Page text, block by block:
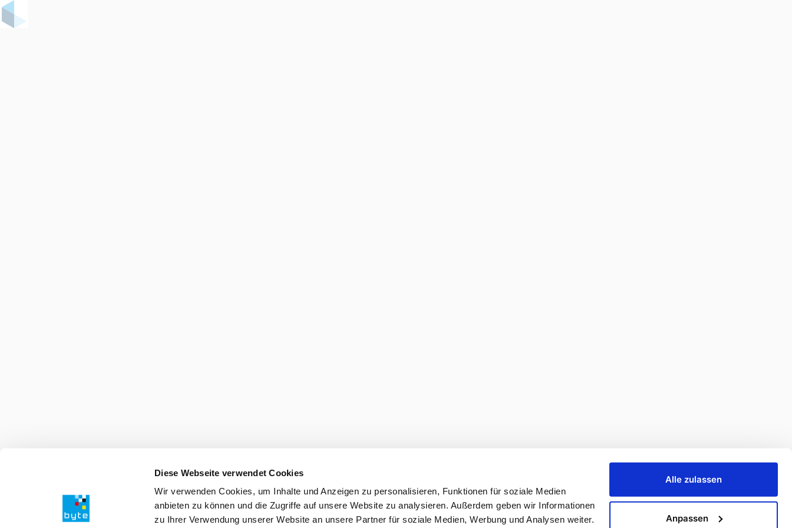
Diese Webseite verwendet Cookies
Wir verwenden Cookies, um Inhalte und Anzeigen zu personalisieren, Funktionen für soziale Medien
anbieten zu können und die Zugriffe auf unsere Website zu analysieren. Außerdem geben wir Informationen
zu Ihrer Verwendung unserer Website an unsere Partner für soziale Medien, Werbung und Analysen weiter.
Alle zulassen
Anpassen